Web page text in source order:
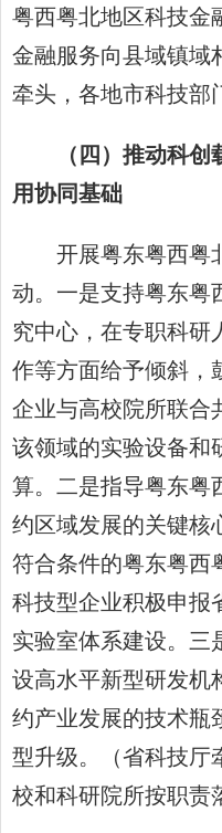
粤西粤北地区科技金
金融服务向县域镇域
牵头，各地市科技部
（四）推动科
用协同基础
开展粤东粤西粤
动。一是支持粤东粤
究中心，在专职科研
作等方面给予倾斜，
企业与高校院所联合
该领域的实验设备和
算。二是指导粤东粤
约区域发展的关键核
符合条件的粤东粤西
科技型企业积极申报
实验室体系建设。三
设高水平新型研发机
约产业发展的技术瓶
型升级。（省科技厅
校和科研院所按职责